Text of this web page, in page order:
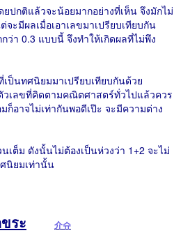
ปกติแล้วจะน้อยมากอย่างที่เห็น จึงมักไม่
ะมีผลเมื่อเอาเลขมาเปรียบเทียบกัน
ว่า 0.3 แบบนี้ จึงทำให้เกิดผลที่ไม่พึง
เป็นทศนิยมมาเปรียบเทียบกันด้วย
วเลขที่คิดตามคณิตศาสตร์ทั่วไปแล้วควร
อาจไม่เท่ากันพอดีเป๊ะ จะมีความต่าง
ต็ม ดังนั้นไม่ต้องเป็นห่วงว่า 1+2 จะไม่
นิยมเท่านั้น
ระ 介슈